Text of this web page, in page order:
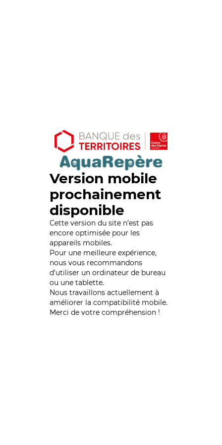
Version mobile
prochainement
disponible
Cette version du site n’est pas
encore optimisée pour les
appareils mobiles.
Pour une meilleure expérience,
nous vous recommandons
d'utiliser un ordinateur de bureau
ou une tablette.
Nous travaillons actuellement à
améliorer la compatibilité mobile.
Merci de votre compréhension !